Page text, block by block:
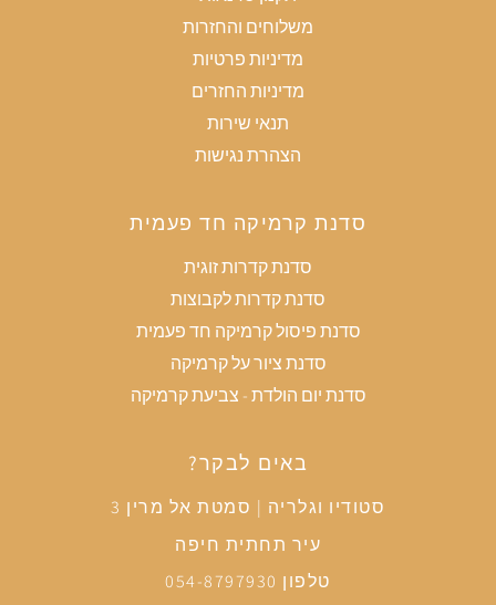
משלוחים והחזרות
מדיניות פרטיות
מדיניות החזרים
תנאי שירות
הצהרת נגישות
סדנת קרמיקה חד פעמית
סדנת קדרות זוגית
סדנת קדרות לקבוצות
סדנת פיסול קרמיקה חד פעמית
סדנת ציור על קרמיקה
סדנת יום הולדת - צביעת קרמיקה
באים לבקר?
סטודיו וגלריה | סמטת אל מרין 3
עיר תחתית חיפה
טלפון 054-8797930